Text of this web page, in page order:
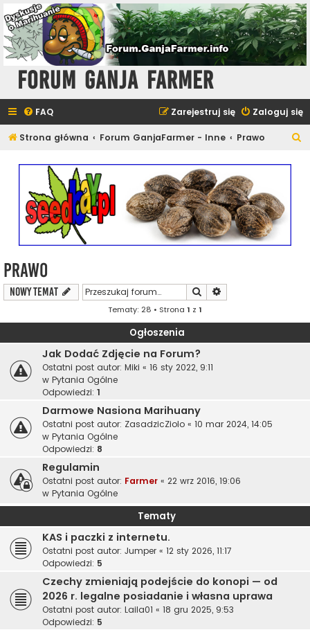
Forum Ganja Farmer
FAQ Zaloguj się
Zarejestruj się
Strona główna Forum GanjaFarmer - Inne Prawo
Prawo
NOWY TEMAT Szukaj
Tematy: 28 • Strona 1 z 1
Ogłoszenia
Jak Dodać Zdjęcie na Forum?
Ostatni post autor: Miki « 16 sty 2022, 9:11
w Pytania Ogólne
Odpowiedzi: 1
Darmowe Nasiona Marihuany
Ostatni post autor: ZasadzicZiolo « 10 mar 2024, 14:05
w Pytania Ogólne
Odpowiedzi: 8
Regulamin
Ostatni post autor: Farmer « 22 wrz 2016, 19:06
w Pytania Ogólne
Tematy
KAS i paczki z internetu.
Ostatni post autor: Jumper « 12 sty 2026, 11:17
Odpowiedzi: 5
Czechy zmieniają podejście do konopi — od
2026 r. legalne posiadanie i własna uprawa
Ostatni post autor: Laila01 « 18 gru 2025, 9:53
Odpowiedzi: 5